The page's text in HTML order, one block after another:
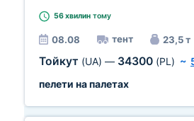
56 хвилин тому
08.08 тент 23,5 т
Тойкут (UA) — 34300 (PL) ~
пелети на палетах